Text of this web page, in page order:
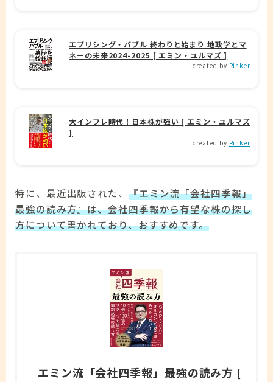
エブリシング・バブル 終わりと始まり 地政学とマ
ネーの未来2024-2025 [ エミン・ユルマズ ]
created by Rinker
大インフレ時代！日本株が強い [ エミン・ユルマズ
]
created by Rinker
特に、最近出版された、 『エミン流「会社四季報」
最強の読み方』は、会社四季報から有望な株の探し
方について書かれており、おすすめです。
エミン流「会社四季報」最強の読み方 [